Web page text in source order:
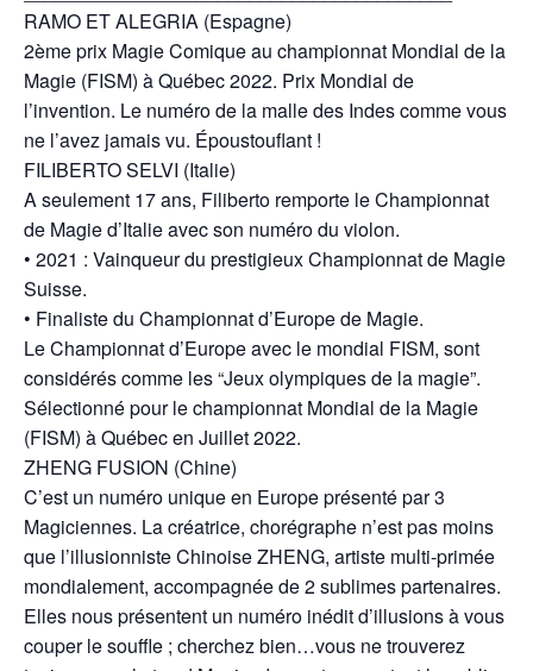
RAMO ET ALEGRIA (Espagne)
2ème prix Magie Comique au championnat Mondial de la
Magie (FISM) à Québec 2022. Prix Mondial de
l’invention. Le numéro de la malle des Indes comme vous
ne l’avez jamais vu. Époustouflant !
FILIBERTO SELVI (Italie)
A seulement 17 ans, Filiberto remporte le Championnat
de Magie d’Italie avec son numéro du violon.
• 2021 : Vainqueur du prestigieux Championnat de Magie
Suisse.
• Finaliste du Championnat d’Europe de Magie.
Le Championnat d’Europe avec le mondial FISM, sont
considérés comme les “Jeux olympiques de la magie”.
Sélectionné pour le championnat Mondial de la Magie
(FISM) à Québec en Juillet 2022.
ZHENG FUSION (Chine)
C’est un numéro unique en Europe présenté par 3
Magiciennes. La créatrice, chorégraphe n’est pas moins
que l’illusionniste Chinoise ZHENG, artiste multi-primée
mondialement, accompagnée de 2 sublimes partenaires.
Elles nous présentent un numéro inédit d’illusions à vous
couper le souffle ; cherchez bien…vous ne trouverez